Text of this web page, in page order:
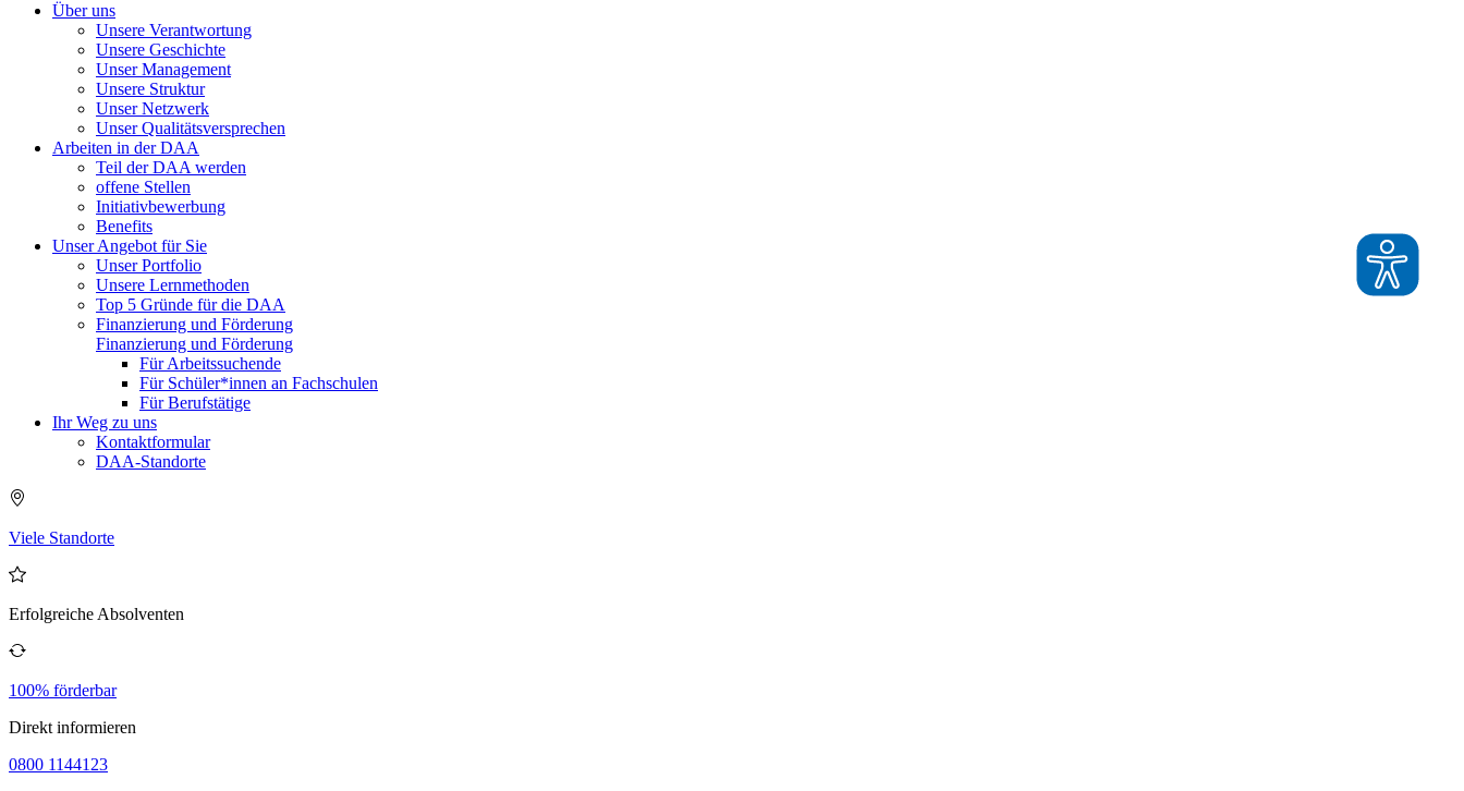
Über uns
Unsere Verantwortung
Unsere Geschichte
Unser Management
Unsere Struktur
Unser Netzwerk
Unser Qualitätsversprechen
Arbeiten in der DAA
Teil der DAA werden
offene Stellen
Initiativbewerbung
Benefits
Unser Angebot für Sie
Unser Portfolio
Unsere Lernmethoden
Top 5 Gründe für die DAA
Finanzierung und Förderung
Finanzierung und Förderung
Für Arbeitssuchende
Für Schüler*innen an Fachschulen
Für Berufstätige
Ihr Weg zu uns
Kontaktformular
DAA-Standorte
Viele Standorte
Erfolgreiche Absolventen
100% förderbar
Direkt informieren
0800 1144123